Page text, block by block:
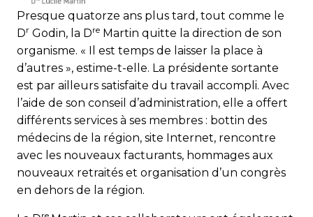
Presque quatorze ans plus tard, tout comme le
Dr Godin, la Dre Martin quitte la direction de son
organisme. « Il est temps de laisser la place à
d’autres », estime-t-elle. La présidente sortante
est par ailleurs satisfaite du travail accompli. Avec
l’aide de son conseil d’administration, elle a offert
différents services à ses membres : bottin des
médecins de la région, site Internet, rencontre
avec les nouveaux facturants, hommages aux
nouveaux retraités et organisation d’un congrès
en dehors de la région.